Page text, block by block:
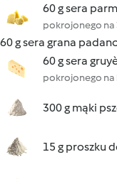
60 g sera
pokrojonego na
60 g sera grana
60 g sera
pokrojonego na
300 g mąki
15 g proszku